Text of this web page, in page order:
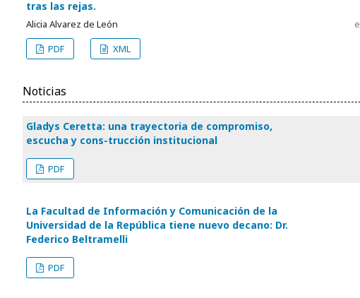
tras las rejas.
Alicia Alvarez de León
PDF
XML
Noticias
Gladys Ceretta: una trayectoria de compromiso,
escucha y cons-trucción institucional
PDF
La Facultad de Información y Comunicación de la
Universidad de la República tiene nuevo decano: Dr.
Federico Beltramelli
PDF